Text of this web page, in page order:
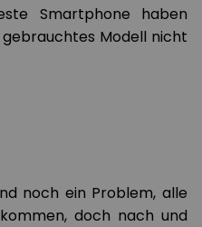
Smartphone haben
Modell nicht
noch ein Problem, alle
doch nach und